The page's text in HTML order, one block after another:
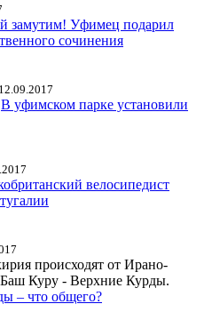
замутим! Уфимец подарил
сочинения
12.09.2017
В уфимском парке установили
велосипедист
происходят от Ирано-
Куру - Верхние Курды.
– что общего?